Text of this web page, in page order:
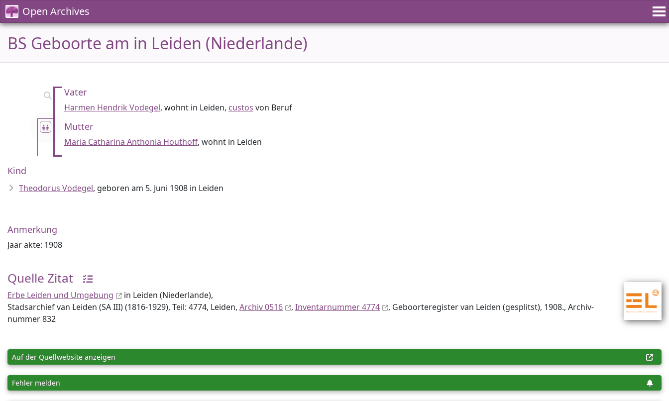
Open Archives
BS Geboorte am in Leiden (Niederlande)
Vater
Harmen Hendrik Vodegel, wohnt in Leiden, custos von Beruf
Mutter
Maria Catharina Anthonia Houthoff, wohnt in Leiden
Kind
Theodorus Vodegel, geboren am 5. Juni 1908 in Leiden
Anmerkung
Jaar akte: 1908
Quelle Zitat
Erbe Leiden und Umgebung
in Leiden (Niederlande),
Stadsarchief van Leiden (SA III) (1816-1929), Teil: 4774, Leiden, Archiv 0516 , Inventar­nummer 4774
, Geboorteregister van Leiden (gesplitst), 1908., Archiv­
nummer 832
Auf der Quellwebsite anzeigen
Fehler melden